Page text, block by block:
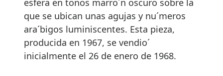
esfera en tonos marro´n oscuro sobre la
que se ubican unas agujas y nu´meros
ara´bigos luminiscentes. Esta pieza,
producida en 1967, se vendio´
inicialmente el 26 de enero de 1968.